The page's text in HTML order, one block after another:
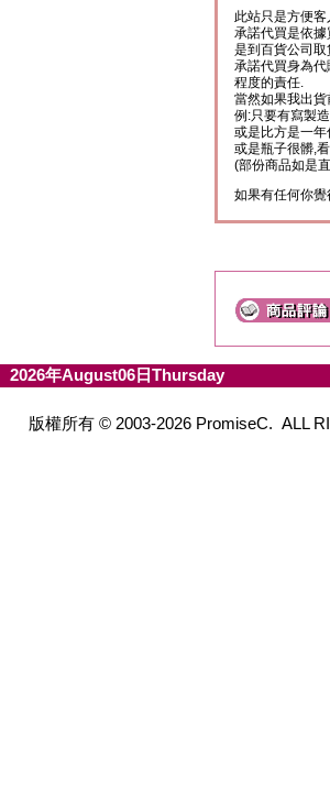
此站只是方便客
承諾代買是依
是到百貨公司取
承諾代買身為
程度的責任.
當然如果我出
例:只要有寫製
或是比方是一
或是瓶子很髒,
(部份商品如是
如果有任何你覺
2026年August06日Thursday
版權所有 © 2003-2026 PromiseC. ALL